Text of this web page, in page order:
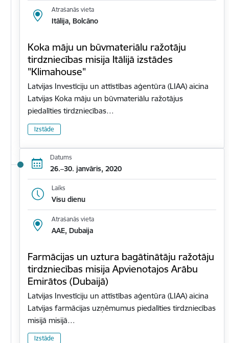
Atrašanās vieta
Itālija, Bolcāno
Koka māju un būvmateriālu ražotāju
tirdzniecības misija Itālijā izstādes
"Klimahouse"
Latvijas Investīciju un attīstības aģentūra (LIAA) aicina
Latvijas Koka māju un būvmateriālu ražotājus
piedalīties tirdzniecības…
Izstāde
Datums
26.–30. janvāris, 2020
Laiks
Visu dienu
Atrašanās vieta
AAE, Dubaija
Farmācijas un uztura bagātinātāju ražotāju
tirdzniecības misija Apvienotajos Arābu
Emirātos (Dubaijā)
Latvijas Investīciju un attīstības aģentūra (LIAA) aicina
Latvijas farmācijas uzņēmumus piedalīties tirdzniecības
misijā misijā…
Izstāde